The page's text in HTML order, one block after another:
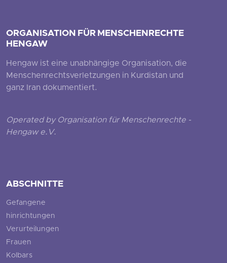
ORGANISATION FÜR MENSCHENRECHTE
HENGAW
Hengaw ist eine unabhängige Organisation, die
Menschenrechtsverletzungen in Kurdistan und
ganz Iran dokumentiert.
Operated by Organisation für Menschenrechte -
Hengaw e.V.
ABSCHNITTE
Gefangene
hinrichtungen
Verurteilungen
Frauen
Kolbars